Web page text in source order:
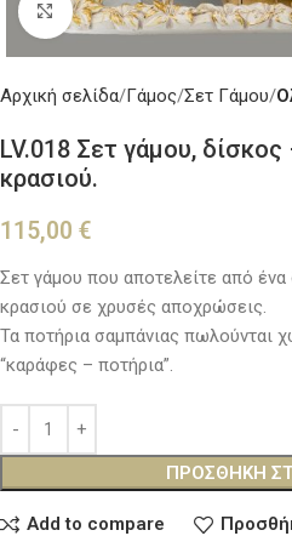
Κλικ για μεγέθυνση
Αρχική σελίδα Γάμος Σετ Γάμου
LV.018 Σετ γάμου,
κρασιού.
115,00 €
Σετ γάμου που αποτελείτε από
κρασιού σε χρυσές αποχρώσεις.
Τα ποτήρια σαμπάνιας πωλούνται
“καράφες – ποτήρια”.
ΠΡΟΣΘΉΚΗ
Add to compare